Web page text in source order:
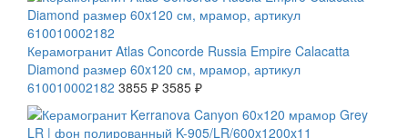
Керамогранит Atlas Concorde Russia Empire Calacatta
Diamond размер 60x120 см, мрамор, артикул
610010002182 3855 ₽ 3585 ₽